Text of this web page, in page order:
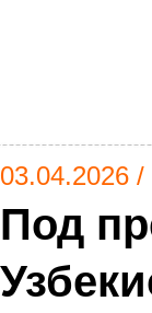
03.04.2026 /
Под